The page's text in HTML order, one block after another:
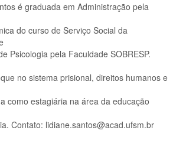
é graduada em Administração pela
do curso de Serviço Social da
Psicologia pela Faculdade SOBRESP.
no sistema prisional, direitos humanos e
como estagiária na área da educação
Contato: lidiane.santos@acad.ufsm.br